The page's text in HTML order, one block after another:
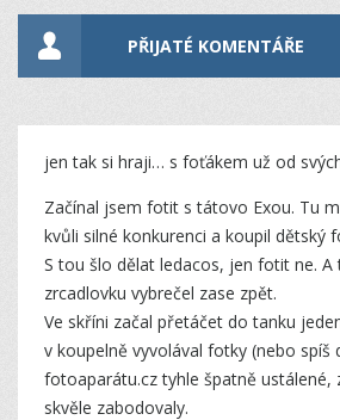
PŘIJATÉ KOMENTÁŘE
jen tak si hraji… s foťákem už od
Začínal jsem fotit s tátovo Exou. Tu
kvůli silné konkurenci a koupil dětský
S tou šlo dělat ledacos, jen fotit ne. A
zrcadlovku vybrečel zase zpět.
Ve skříni začal přetáčet do tanku
v koupelně vyvolával fotky (nebo spíš
fotoaparátu.cz tyhle špatně ustálené,
skvěle zabodovaly.